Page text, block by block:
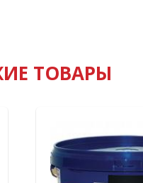
ТОВАРЫ